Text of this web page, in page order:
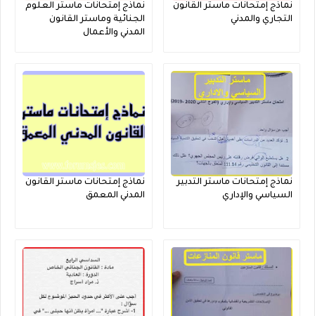
نماذج إمتحانات ماستر القانون
التجاري والمدني
نماذج إمتحانات ماستر العلوم
الجنائية وماستر القانون
المدني والأعمال
نماذج إمتحانات ماستر التدبير
السياسي والإداري
نماذج إمتحانات ماستر القانون
المدني المعمق